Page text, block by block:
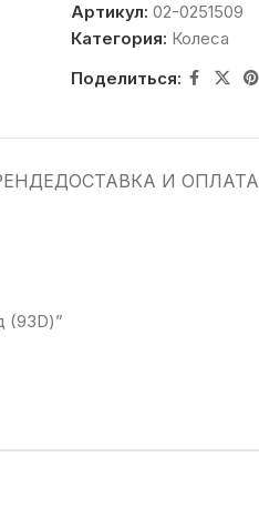
Артикул: 02-0251509
Категория: Колеса
Поделиться:
ДОСТАВКА И ОПЛАТА
(93D)”